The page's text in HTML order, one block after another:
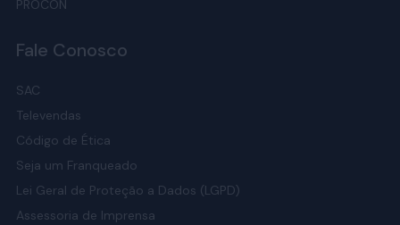
PROCON
Fale Conosco
SAC
Televendas
Código de Ética
Seja um Franqueado
Lei Geral de Proteção a Dados (LGPD)
Assessoria de Imprensa